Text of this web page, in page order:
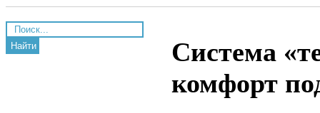
Найти
Система
комфорт